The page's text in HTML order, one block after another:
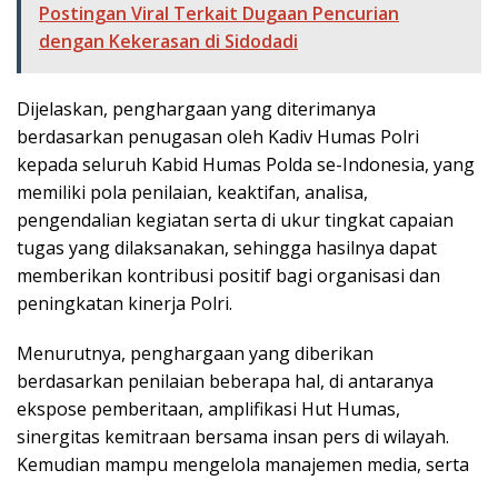
Postingan Viral Terkait Dugaan Pencurian
dengan Kekerasan di Sidodadi
Dijelaskan, penghargaan yang diterimanya
berdasarkan penugasan oleh Kadiv Humas Polri
kepada seluruh Kabid Humas Polda se-Indonesia, yang
memiliki pola penilaian, keaktifan, analisa,
pengendalian kegiatan serta di ukur tingkat capaian
tugas yang dilaksanakan, sehingga hasilnya dapat
memberikan kontribusi positif bagi organisasi dan
peningkatan kinerja Polri.
Menurutnya, penghargaan yang diberikan
berdasarkan penilaian beberapa hal, di antaranya
ekspose pemberitaan, amplifikasi Hut Humas,
sinergitas kemitraan bersama insan pers di wilayah.
Kemudian mampu mengelola manajemen media, serta